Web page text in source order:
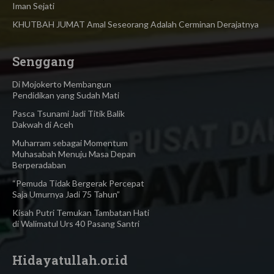
Iman Sejati
KHUTBAH JUMAT Amal Seseorang Adalah Cerminan Derajatnya
Senggang
Di Mojokerto Membangun
Pendidikan yang Sudah Mati
Pasca Tsunami Jadi Titik Balik
Dakwah di Aceh
Muharram sebagai Momentum
Muhasabah Menuju Masa Depan
Berperadaban
“Pemuda Tidak Bergerak Percepat
Saja Umurnya Jadi 75 Tahun”
Kisah Putri Temukan Tambatan Hati
di Walimatul Urs 40 Pasang Santri
Hidayatullah.or.id